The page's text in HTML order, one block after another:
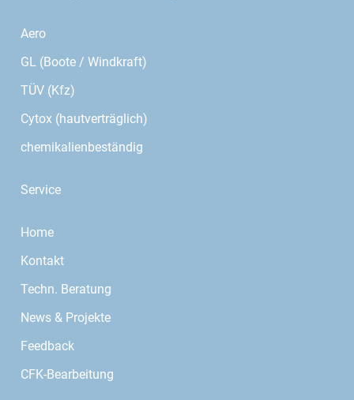
Aero
GL (Boote / Windkraft)
TÜV (Kfz)
Cytox (hautverträglich)
chemikalienbeständig
Service
Home
Kontakt
Techn. Beratung
News & Projekte
Feedback
CFK-Bearbeitung